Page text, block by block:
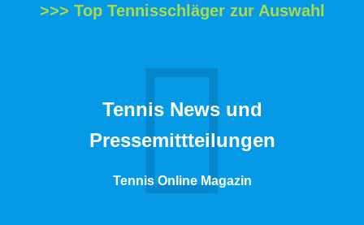
>>> Top Tennisschläger zur Auswahl
Tennis News und
Pressemittteilungen
Tennis Online Magazin